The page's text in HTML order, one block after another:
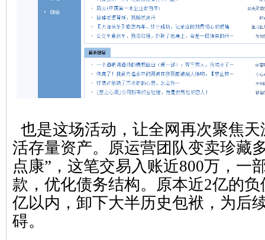
也是这场活动，让全网再次聚焦
活存量资产。原运营团队变卖珍藏
点康”，这笔交易入账近800万，一
款，优化债务结构。原本近2亿的
亿以内，卸下大半历史包袱，为后
碍。